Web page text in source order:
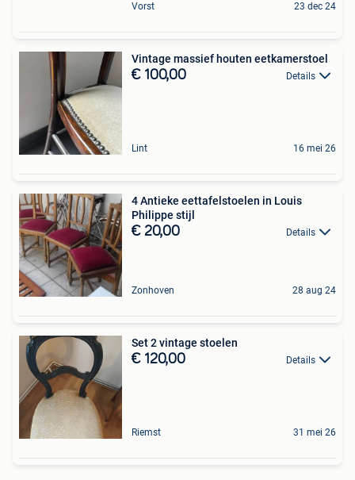
Vorst 23 dec 24
Vintage massief houten eetkamerstoel
€ 100,00 Details
Lint 16 mei 26
4 Antieke eettafelstoelen in Louis
Philippe stijl
€ 20,00 Details
Zonhoven 28 aug 24
Set 2 vintage stoelen
€ 120,00 Details
Riemst 31 mei 26